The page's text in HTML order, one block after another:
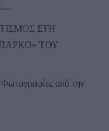
ΣΤΗ
ΤΟΥ
από την